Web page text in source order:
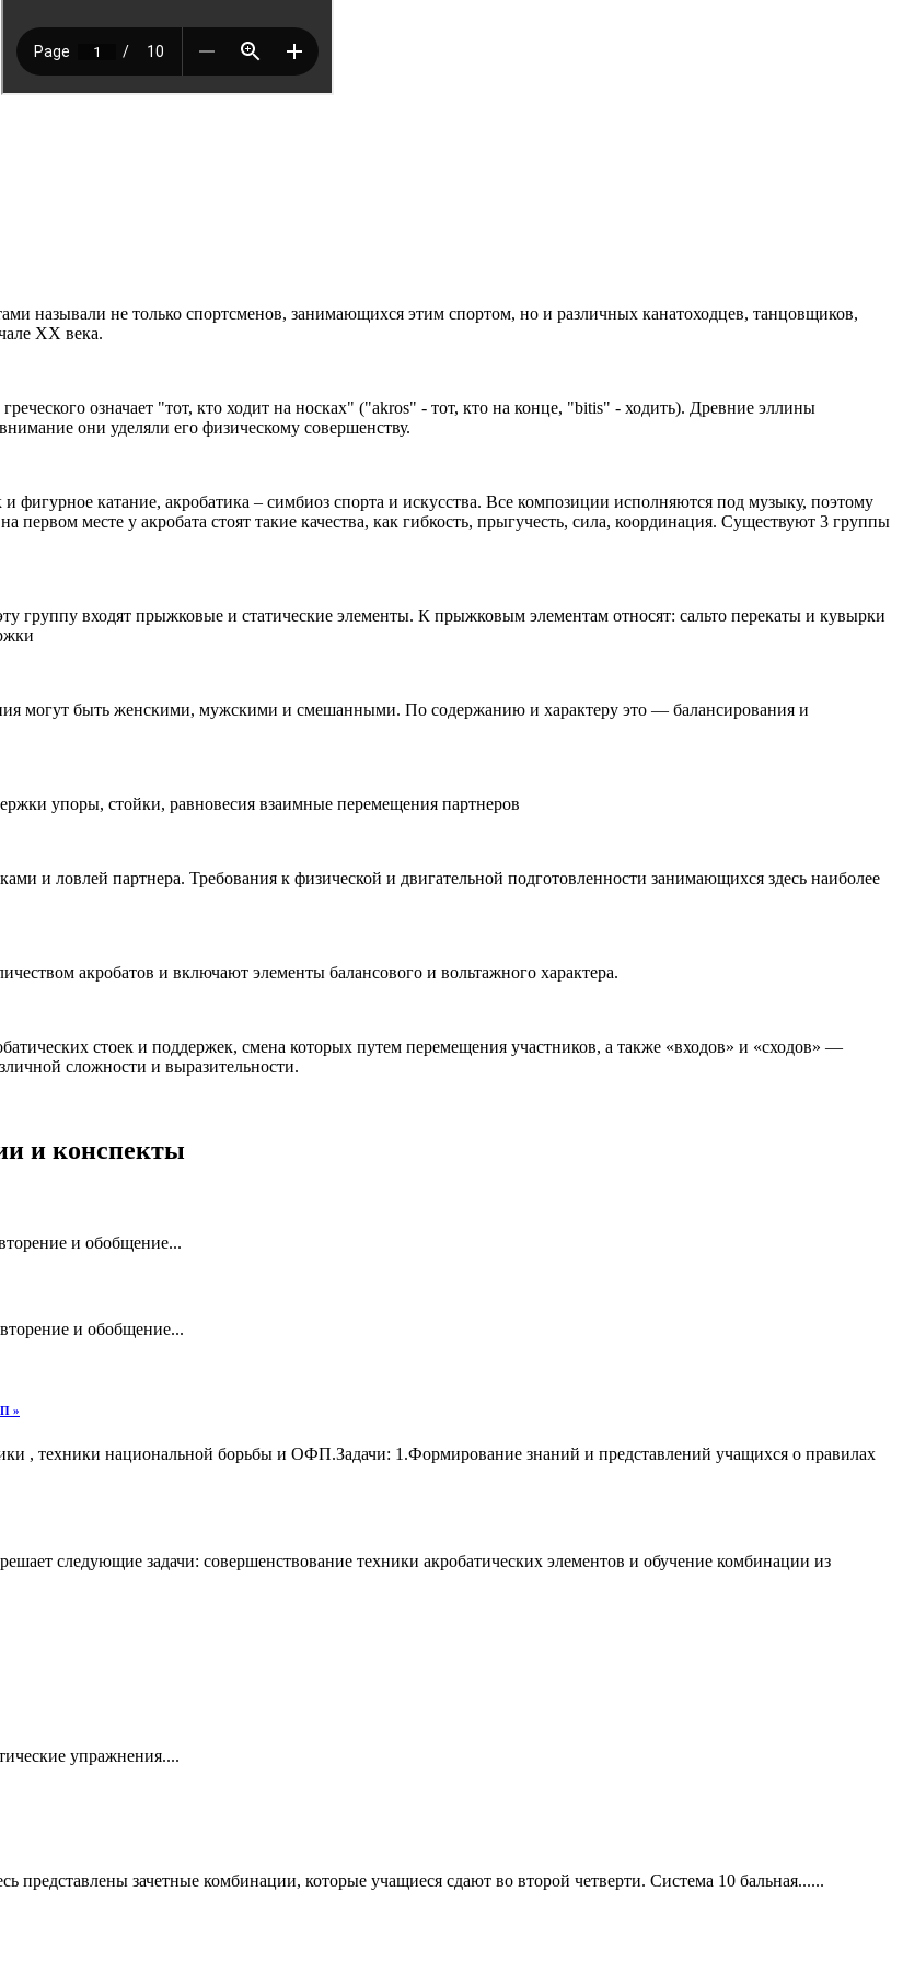
называли не только спортсменов, занимающихся этим спортом, но и различных канатоходцев, танцовщиков,
XX века.
означает "тот, кто ходит на носках" ("akros" - тот, кто на конце, "bitis" - ходить). Древние эллины
они уделяли его физическому совершенству.
фигурное катание, акробатика – симбиоз спорта и искусства. Все композиции исполняются под музыку, поэтому
первом месте у акробата стоят такие качества, как гибкость, прыгучесть, сила, координация. Существуют 3 группы
группу входят прыжковые и статические элементы. К прыжковым элементам относят: сальто перекаты и кувырки
могут быть женскими, мужскими и смешанными. По содержанию и характеру это — балансирования и
упоры, стойки, равновесия взаимные перемещения партнеров
и ловлей партнера. Требования к физической и двигательной подготовленности занимающихся здесь наиболее
акробатов и включают элементы балансового и вольтажного характера.
стоек и поддержек, смена которых путем перемещения участников, а также «входов» и «сходов» —
сложности и выразительности.
и конспекты
и обобщение...
и обобщение...
»
, техники национальной борьбы и ОФП.Задачи: 1.Формирование знаний и представлений учащихся о правилах
следующие задачи: совершенствование техники акробатических элементов и обучение комбинации из
упражнения....
представлены зачетные комбинации, которые учащиеся сдают во второй четверти. Система 10 бальная......